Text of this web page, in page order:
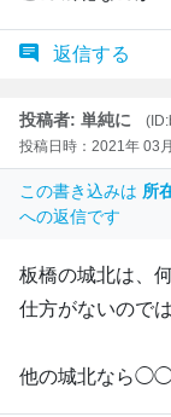
返信する
投稿者: 単純に
投稿日時：2021年 03
この書き込みは 所
への返信です
板橋の城北は、
仕方がないので
他の城北なら◯◯